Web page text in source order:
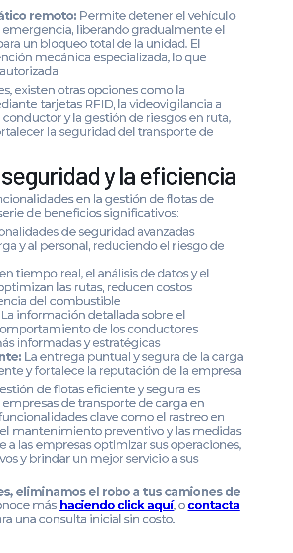
remoto: Permite detener el vehículo
liberando gradualmente el
un bloqueo total de la unidad. El
mecánica especializada, lo que
existen otras opciones como la
tarjetas RFID, la videovigilancia a
y la gestión de riesgos en ruta,
la seguridad del transporte de
y la eficiencia
en la gestión de flotas de
de beneficios significativos:
de seguridad avanzadas
y al personal, reduciendo el riesgo de
tiempo real, el análisis de datos y el
las rutas, reducen costos
del combustible
La información detallada sobre el
de los conductores
informadas y estratégicas
La entrega puntual y segura de la carga
y fortalece la reputación de la empresa
de flotas eficiente y segura es
de transporte de carga en
clave como el rastreo en
mantenimiento preventivo y las medidas
a las empresas optimizar sus operaciones,
y brindar un mejor servicio a sus
eliminamos el robo a tus camiones de
más haciendo click aquí, ocontacta
una consulta inicial sin costo.